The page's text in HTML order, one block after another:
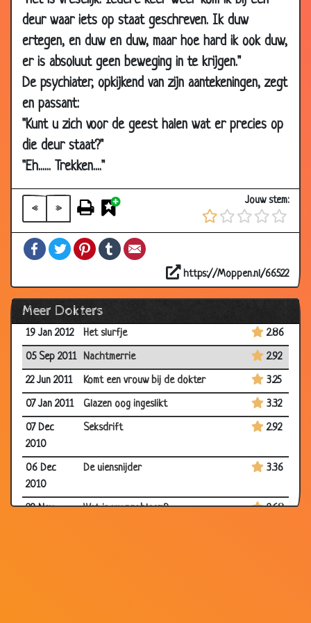
deur waar iets op staat geschreven. Ik duw
ertegen, en duw en duw, maar hoe hard ik ook duw,
er is absoluut geen beweging in te krijgen."
De psychiater, opkijkend van zijn aantekeningen, zegt
en passant:
"Kunt u zich voor de geest halen wat er precies op
die deur staat?"
"Eh...... Trekken...."
« »
Jouw stem:
FacebookTwitterPinterestTumblr
https://Moppen.nl/66522
Meer Dokters
10 Mar
2018
Alles doet pijn! 2.82
08 Mar
2018
Stoel? 2.79
23 Feb 2018 Wat is het probleem?
2.80
24 Aug 2015
2015
Eigen dokterspraktijk 3.59
12 Nov 2014
Stem kwijt
2.81
08 Jul 2014
3.04
08 Feb
2013
Bij de psychiater
17 Sep 2012 Gynaecoloog
3.35
15 Sep 2012
Tweede opinie
19 Jan 2012
Het slurfje
2.86
05 Sep 2011
Nachtmerrie
2.92
22 Jun 2011
Komt een vrouw bij de dokter
3.25
07 Jan 2011
Glazen oog ingeslikt
3.32
07 Dec
2010
Seksdrift 2.92
06 Dec
2010
De uiensnijder 3.36
29 Nov
Wat is uw probleem? 2.68